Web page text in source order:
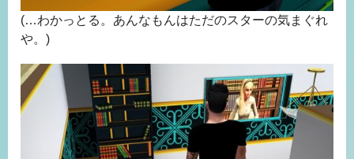
(…わかっとる。あんなもんはただのスターの気まぐれ
や。)